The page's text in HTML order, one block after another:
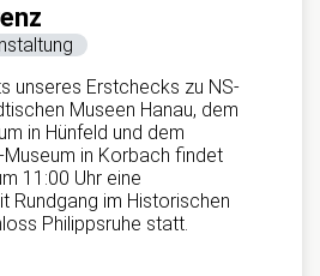
unseres Erstchecks zu NS-
Museen Hanau, dem
in Hünfeld und dem
in Korbach findet
11:00 Uhr eine
Rundgang im Historischen
Philippsruhe statt.